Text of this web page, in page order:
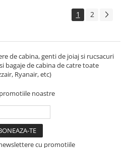
1 2
de cabina, genti de joiaj si rucsacuri
bagaje de cabina de catre toate
Ryanair, etc)
noastre
cu promotiile